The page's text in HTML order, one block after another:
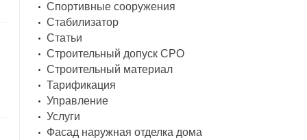
Спортивные сооружения
Стабилизатор
Статьи
Строительный допуск СРО
Строительный материал
Тарификация
Управление
Услуги
Фасад наружная отделка дома